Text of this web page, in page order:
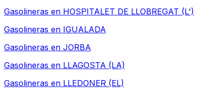
Gasolineras en HOSPITALET DE LLOBREGAT (L')
Gasolineras en IGUALADA
Gasolineras en JORBA
Gasolineras en LLAGOSTA (LA)
Gasolineras en LLEDONER (EL)